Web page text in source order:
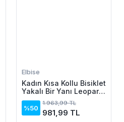
Elbise
Kadın Kısa Kollu Bisiklet
Yakalı Bir Yanı Leopar
Detaylı Uzun Viskon
Elbise
%50
1.963,99 TL
981,99 TL